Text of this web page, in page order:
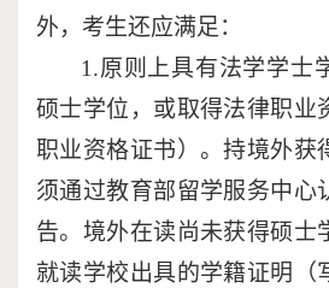
外，考生还应满足：
1.原则上具有法学学士
硕士学位，或取得法律职业
职业资格证书）。持境外获
须通过教育部留学服务中心
告。境外在读尚未获得硕士
就读学校出具的学籍证明（